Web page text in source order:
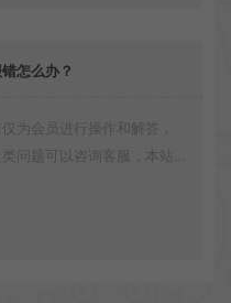
怎么办？
为会员进行操作和解答，
问题可以咨询客服，本站